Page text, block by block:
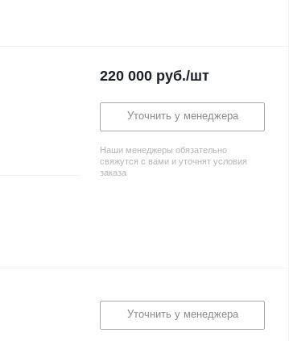
220 000 руб./шт
Уточнить у менеджера
Наши менеджеры обязательно
свяжутся с вами и уточнят условия
заказа
Уточнить у менеджера